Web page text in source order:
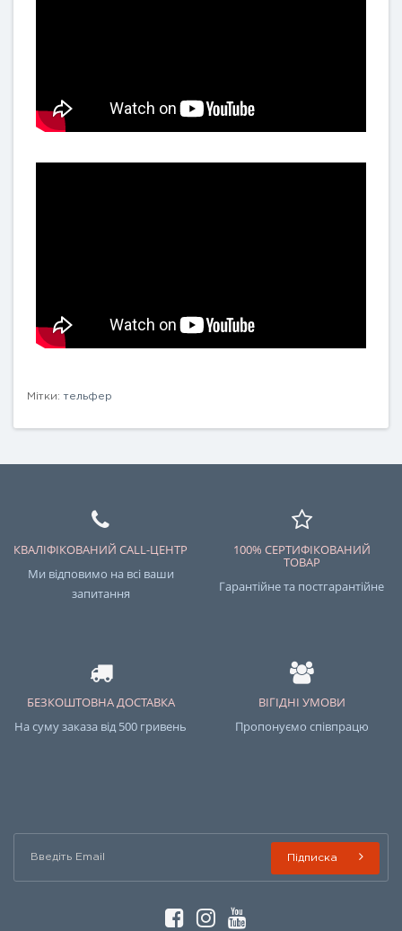
Мітки:тельфер
КВАЛІФІКОВАНИЙ CALL-ЦЕНТР
Ми відповимо на всі ваши
запитання
100% СЕРТИФІКОВАНИЙ
ТОВАР
Гарантійне та постгарантійне
БЕЗКОШТОВНА ДОСТАВКА
На суму заказа від 500 гривень
ВІГІДНІ УМОВИ
Пропонуємо співпрацю
Підписка